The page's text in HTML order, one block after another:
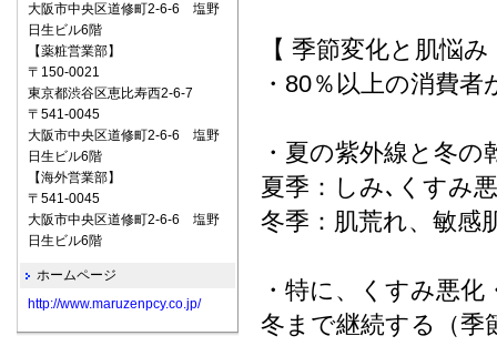
【 季節変化と肌悩
・80％以上の消費
・夏の紫外線と冬
夏季：しみ､くすみ
冬季：肌荒れ、敏感
・特に、くすみ悪
冬まで継続する（季
大阪市中央区道修町2-6-6 塩野
日生ビル6階
【薬粧営業部】
〒150‐0021
東京都渋谷区恵比寿西2-6-7
〒541‐0045
大阪市中央区道修町2-6-6 塩野
日生ビル6階
【海外営業部】
〒541-0045
大阪市中央区道修町2-6-6 塩野
日生ビル6階
ホームページ
http://www.maruzenpcy.co.jp/